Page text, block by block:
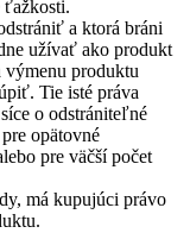
ťažkosti.
a ktorá bráni
užívať ako produkt
výmenu produktu
Tie isté práva
o odstrániteľné
opätovné
pre väčší počet
má kupujúci právo